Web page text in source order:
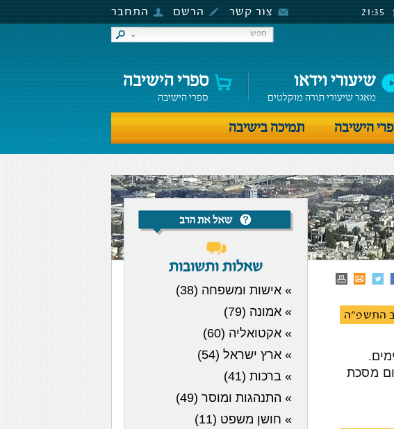
צור קשר הרשם התחבר
שיעורי וידאו
מאגר שיעורי תורה מוקלטים
ספרי הישיבה
ספרי הישיבה
הישיבה
תמיכה בישיבה
התשפ"ה
שמזמין 10 קרובים לסיום מסכת
שאלות ותשובות
» אישות ומשפחה (38)
» אמונה (79)
» אקטואליה (60)
» ארץ ישראל (54)
» ברכות (41)
» התנהגות ומוסר (49)
» חושן משפט (11)